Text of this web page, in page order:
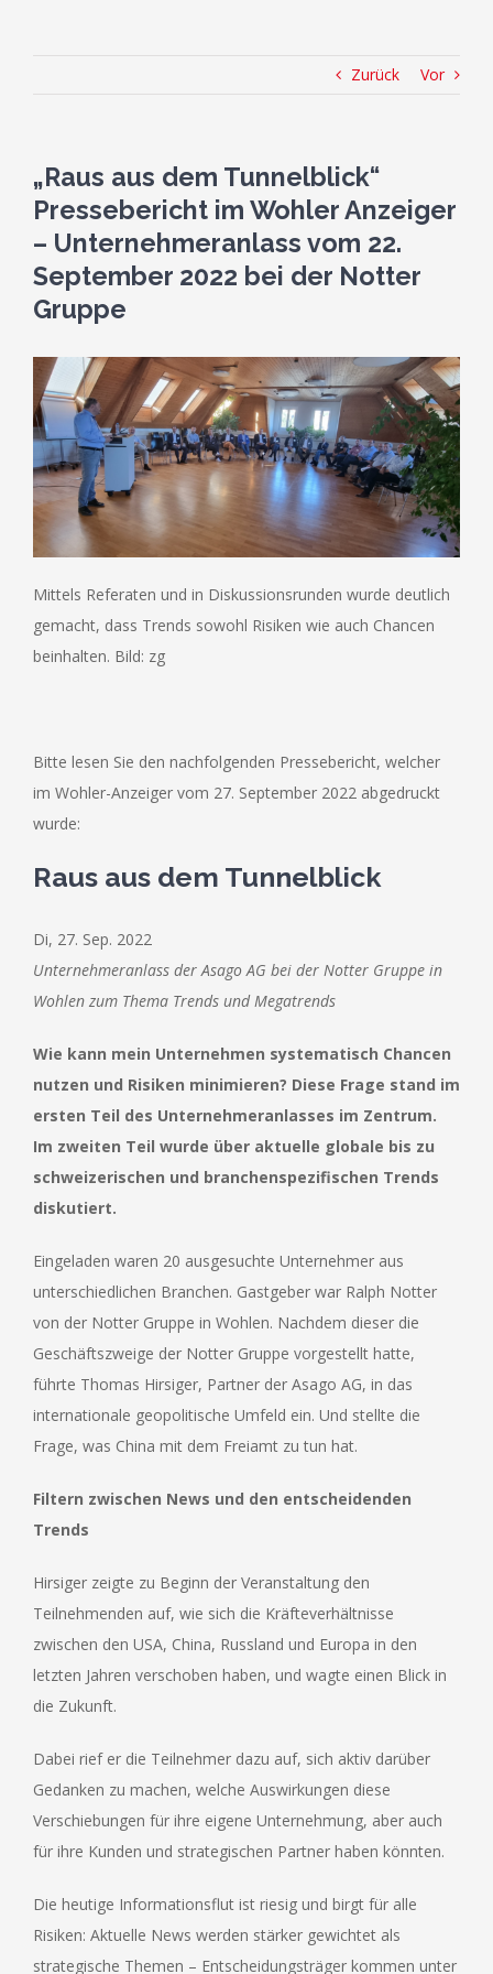
Zurück Vor
„Raus aus dem Tunnelblick“
Pressebericht im Wohler Anzeiger
– Unternehmeranlass vom 22.
September 2022 bei der Notter
Gruppe
Mittels Referaten und in Diskussionsrunden wurde deutlich
gemacht, dass Trends sowohl Risiken wie auch Chancen
beinhalten. Bild: zg
Bitte lesen Sie den nachfolgenden Pressebericht, welcher
im Wohler-Anzeiger vom 27. September 2022 abgedruckt
wurde:
Raus aus dem Tunnelblick
Di, 27. Sep. 2022
Unternehmeranlass der Asago AG bei der Notter Gruppe in
Wohlen zum Thema Trends und Megatrends
Wie kann mein Unternehmen systematisch Chancen
nutzen und Risiken minimieren? Diese Frage stand im
ersten Teil des Unternehmeranlasses im Zentrum.
Im zweiten Teil wurde über aktuelle globale bis zu
schweizerischen und branchenspezifischen Trends
diskutiert.
Eingeladen waren 20 ausgesuchte Unternehmer aus
unterschiedlichen Branchen. Gastgeber war Ralph Notter
von der Notter Gruppe in Wohlen. Nachdem dieser die
Geschäftszweige der Notter Gruppe vorgestellt hatte,
führte Thomas Hirsiger, Partner der Asago AG, in das
internationale geopolitische Umfeld ein. Und stellte die
Frage, was China mit dem Freiamt zu tun hat.
Filtern zwischen News und den entscheidenden
Trends
Hirsiger zeigte zu Beginn der Veranstaltung den
Teilnehmenden auf, wie sich die Kräfteverhältnisse
zwischen den USA, China, Russland und Europa in den
letzten Jahren verschoben haben, und wagte einen Blick in
die Zukunft.
Dabei rief er die Teilnehmer dazu auf, sich aktiv darüber
Gedanken zu machen, welche Auswirkungen diese
Verschiebungen für ihre eigene Unternehmung, aber auch
für ihre Kunden und strategischen Partner haben könnten.
Die heutige Informationsflut ist riesig und birgt für alle
Risiken: Aktuelle News werden stärker gewichtet als
strategische Themen – Entscheidungsträger kommen unter